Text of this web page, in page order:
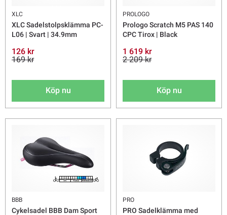
XLC
XLC Sadelstolpsklämma PC-
L06 | Svart | 34.9mm
126 kr
169 kr
Köp nu
PROLOGO
Prologo Scratch M5 PAS 140
CPC Tirox | Black
1 619 kr
2 209 kr
Köp nu
BBB
Cykelsadel BBB Dam Sport
PRO
PRO Sadelklämma med